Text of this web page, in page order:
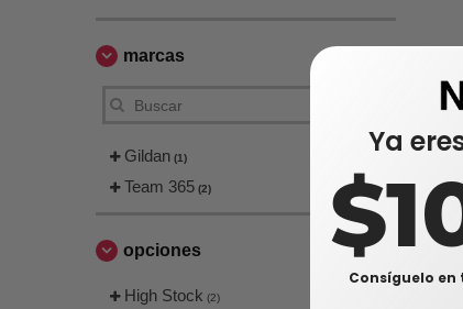
marcas
Gildan (1)
Team 365 (2)
opciones
High Stock (2)
Ya
Consíguelo